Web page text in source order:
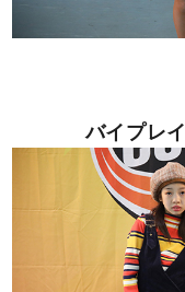
バイプレ